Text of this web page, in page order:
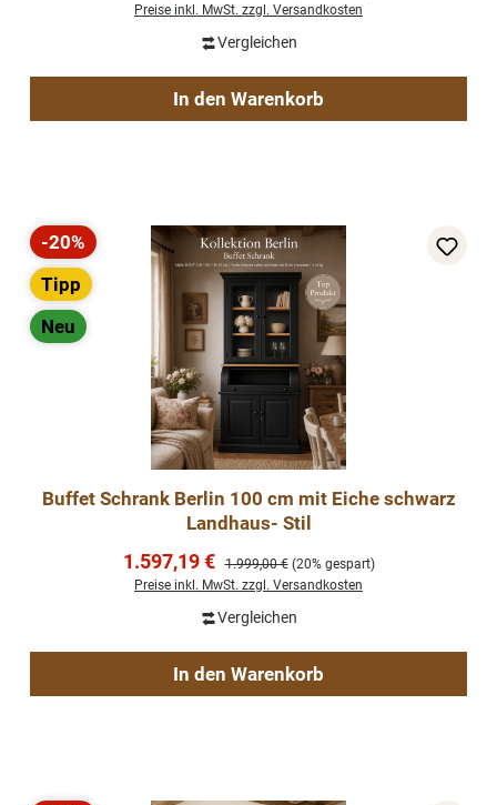
Preise inkl. MwSt. zzgl. Versandkosten
Vergleichen
In den Warenkorb
Rabatt
-20%
Tipp
Neu
Buffet Schrank Berlin 100 cm mit Eiche schwarz
Landhaus- Stil
Verkaufspreis:
1.597,19 € Regulärer Preis:
1.999,00 € (20% gespart)
Preise inkl. MwSt. zzgl. Versandkosten
Vergleichen
In den Warenkorb